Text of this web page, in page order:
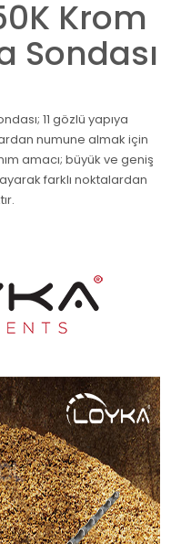
Krom
Sondası
11 gözlü yapıya
numune almak için
amacı; büyük ve geniş
farklı noktalardan